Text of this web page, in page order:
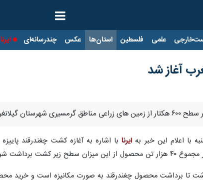
علمی فلسطین استان‌ها عکس چندرسانه‌ای ایرنا TV
آغاز شد